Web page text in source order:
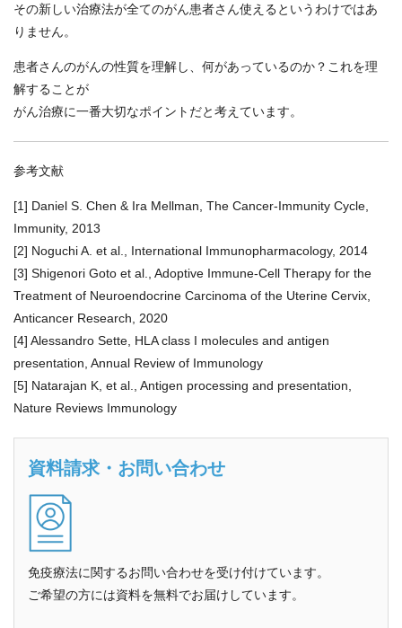
その新しい治療法が全てのがん患者さん使えるというわけではあ
りません。
患者さんのがんの性質を理解し、何があっているのか？これを理
解することが
がん治療に一番大切なポイントだと考えています。
参考文献
[1] Daniel S. Chen & Ira Mellman, The Cancer-Immunity Cycle,
Immunity, 2013
[2] Noguchi A. et al., International Immunopharmacology, 2014
[3] Shigenori Goto et al., Adoptive Immune-Cell Therapy for the
Treatment of Neuroendocrine Carcinoma of the Uterine Cervix,
Anticancer Research, 2020
[4] Alessandro Sette, HLA class I molecules and antigen
presentation, Annual Review of Immunology
[5] Natarajan K, et al., Antigen processing and presentation,
Nature Reviews Immunology
資料請求・お問い合わせ
免疫療法に関するお問い合わせを受け付けています。
ご希望の方には資料を無料でお届けしています。